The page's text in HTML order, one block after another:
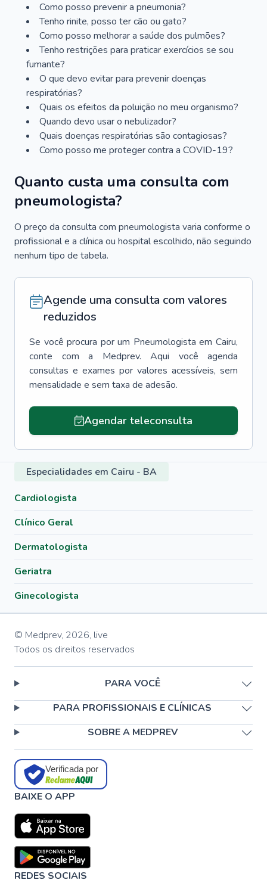
Como posso prevenir a pneumonia?
Tenho rinite, posso ter cão ou gato?
Como posso melhorar a saúde dos pulmões?
Tenho restrições para praticar exercícios se sou
fumante?
O que devo evitar para prevenir doenças
respiratórias?
Quais os efeitos da poluição no meu organismo?
Quando devo usar o nebulizador?
Quais doenças respiratórias são contagiosas?
Como posso me proteger contra a COVID-19?
Quanto custa uma consulta com
pneumologista?
O preço da consulta com pneumologista varia conforme o
profissional e a clínica ou hospital escolhido, não seguindo
nenhum tipo de tabela.
Agende uma consulta com valores
reduzidos
Se você procura por um Pneumologista em Cairu,
conte com a Medprev. Aqui você agenda
consultas e exames por valores acessíveis, sem
mensalidade e sem taxa de adesão.
Agendar teleconsulta
Especialidades em Cairu - BA
Cardiologista
Clínico Geral
Dermatologista
Geriatra
Ginecologista
© Medprev, 2026, live
Todos os direitos reservados
PARA VOCÊ
PARA PROFISSIONAIS E CLÍNICAS
SOBRE A MEDPREV
Verificada por
BAIXE O APP
REDES SOCIAIS